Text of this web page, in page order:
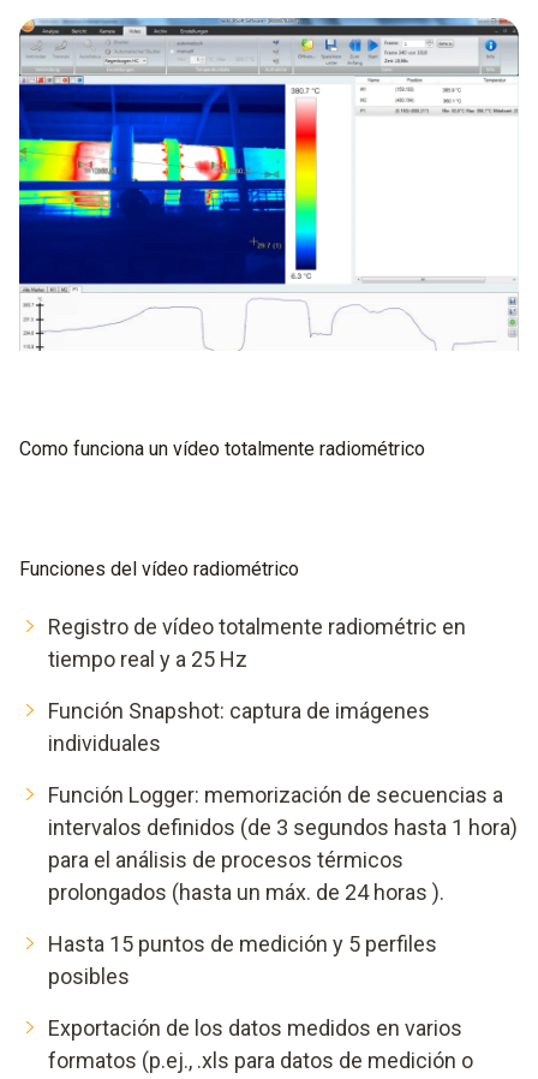
Como funciona un vídeo totalmente radiométrico
Funciones del vídeo radiométrico
Registro de vídeo totalmente radiométric en
tiempo real y a 25 Hz
Función Snapshot: captura de imágenes
individuales
Función Logger: memorización de secuencias a
intervalos definidos (de 3 segundos hasta 1 hora)
para el análisis de procesos térmicos
prolongados (hasta un máx. de 24 horas ).
Hasta 15 puntos de medición y 5 perfiles
posibles
Exportación de los datos medidos en varios
formatos (p.ej., .xls para datos de medición o